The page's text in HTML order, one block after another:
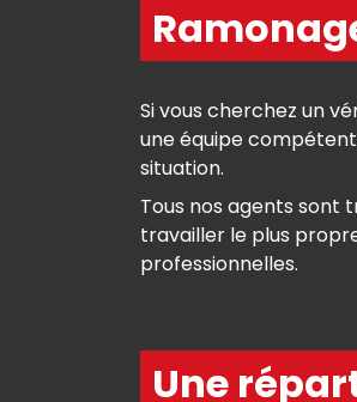
Si vous cherchez un
une équipe
situation.
Tous nos agents sont
travailler le plus
professionnelles.
Une